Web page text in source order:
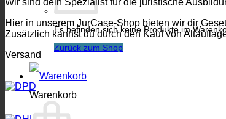
Es befinden sich keine Produkte im
Zurück zum Shop
Warenkorb
Wir sind dein Spezialist für die juristische
Hier in unserem JurCase-Shop bieten wir dir
Zusätzlich kannst du durch den Kauf von
Versand